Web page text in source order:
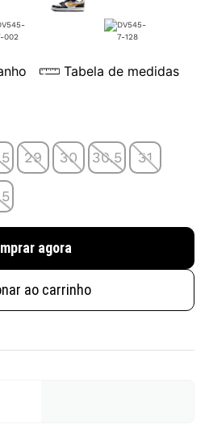
Tabela de medidas
29 30 30.5 31
agora
ao carrinho